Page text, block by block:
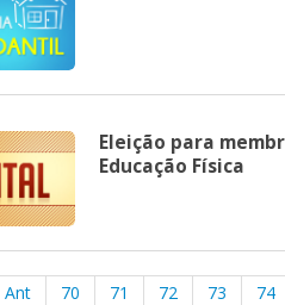
Eleição para
Educação Física
Ant 70 71 72 73 74